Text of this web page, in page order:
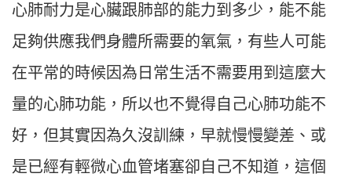
心肺耐力是心臟跟肺部的能力到多少，能不能
足夠供應我們身體所需要的氧氣，有些人可能
在平常的時候因為日常生活不需要用到這麼大
量的心肺功能，所以也不覺得自己心肺功能不
好，但其實因為久沒訓練，早就慢慢變差、或
是已經有輕微心血管堵塞卻自己不知道，這個